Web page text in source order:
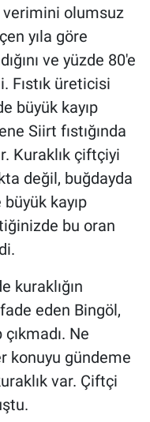
verimini olumsuz
yıla göre
ve yüzde 80'e
Fıstık üreticisi
büyük kayıp
Siirt fıstığında
Kuraklık çiftçiyi
değil, buğdayda
kayıp
bu oran
kuraklığın
eden Bingöl,
Ne
konuyu gündeme
var. Çiftçi